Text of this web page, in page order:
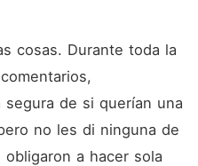
cosas. Durante toda la
segura de si querían una
no les di ninguna de
a hacer sola